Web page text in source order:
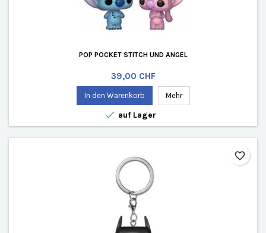
POP POCKET STITCH UND ANGEL
Preis
39,00 CHF
In den Warenkorb Mehr
 auf Lager
favorite_border